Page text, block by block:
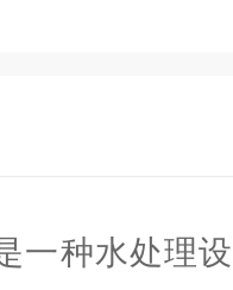
一种水处理